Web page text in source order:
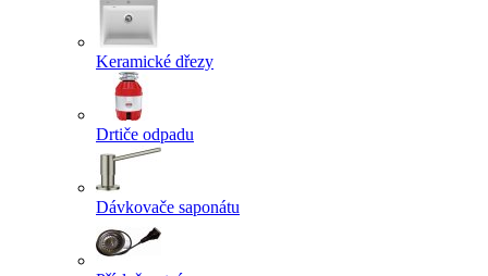
Keramické dřezy
Drtiče odpadu
Dávkovače saponátu